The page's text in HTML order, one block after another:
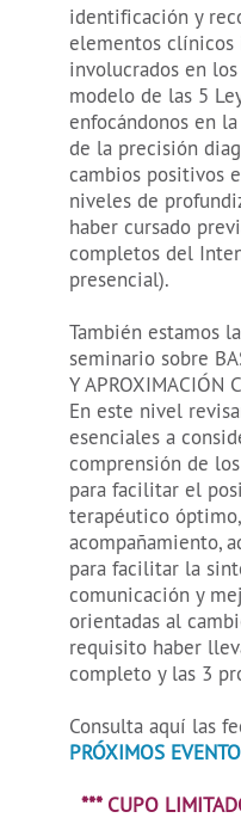
identificación y
elementos
involucrados en
modelo de las 5
enfocándonos en
de la precisión
cambios positivos
niveles de
haber cursado
completos del
presencial).
También estamos
seminario sobre
Y APROXIMACIÓN
En este nivel
esenciales a
comprensión de
para facilitar el
terapéutico
acompañamiento,
para facilitar la
comunicación y
orientadas al
requisito haber
completo y las 3
Consulta aquí las
PRÓXIMOS
*** CUPO